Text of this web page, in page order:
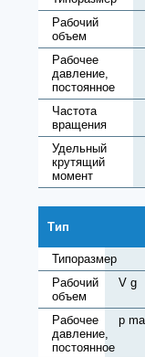
Рабочий
объем
Рабочее
давление,
постоянное
Частота
вращения
Удельный
крутящий
момент
Тип
Типоразмер
Рабочий
объем
V g
Рабочее
давление,
постоянное
p